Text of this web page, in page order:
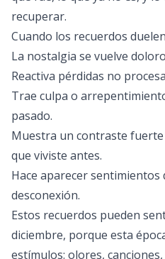
recuperar.
Cuando los recuerdos duelen
La nostalgia se vuelve
Reactiva pérdidas no
Trae culpa o
pasado.
Muestra un contraste
que viviste antes.
Hace aparecer sentimientos
desconexión.
Estos recuerdos pueden
diciembre, porque esta
estímulos: olores,